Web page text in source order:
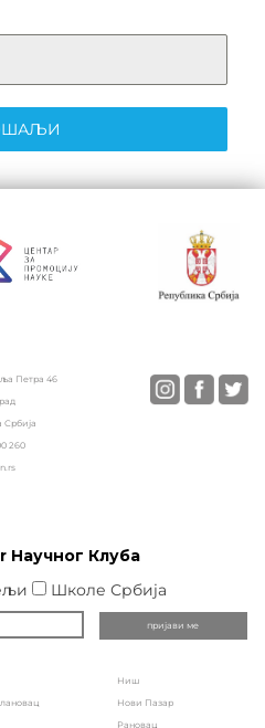
Петра 46
Србија
260
Научног Клуба
Школе Србија
Ниш
Нови Пазар
Рановац